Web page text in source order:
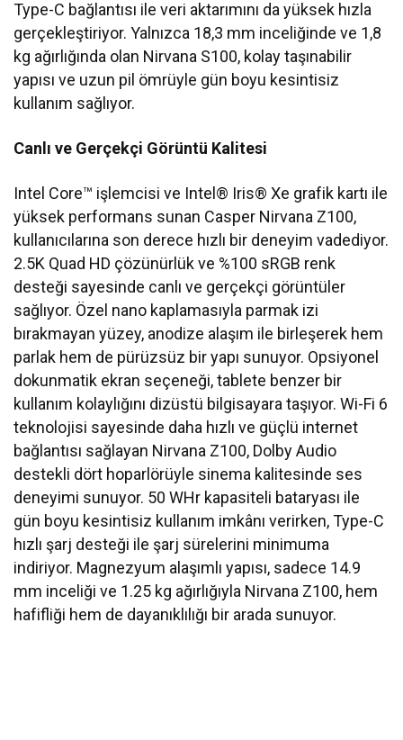
Type-C bağlantısı ile veri aktarımını da yüksek hızla
gerçekleştiriyor. Yalnızca 18,3 mm inceliğinde ve 1,8
kg ağırlığında olan Nirvana S100, kolay taşınabilir
yapısı ve uzun pil ömrüyle gün boyu kesintisiz
kullanım sağlıyor.
Canlı ve Gerçekçi Görüntü Kalitesi
Intel Core™ işlemcisi ve Intel® Iris® Xe grafik kartı ile
yüksek performans sunan Casper Nirvana Z100,
kullanıcılarına son derece hızlı bir deneyim vadediyor.
2.5K Quad HD çözünürlük ve %100 sRGB renk
desteği sayesinde canlı ve gerçekçi görüntüler
sağlıyor. Özel nano kaplamasıyla parmak izi
bırakmayan yüzey, anodize alaşım ile birleşerek hem
parlak hem de pürüzsüz bir yapı sunuyor. Opsiyonel
dokunmatik ekran seçeneği, tablete benzer bir
kullanım kolaylığını dizüstü bilgisayara taşıyor. Wi-Fi 6
teknolojisi sayesinde daha hızlı ve güçlü internet
bağlantısı sağlayan Nirvana Z100, Dolby Audio
destekli dört hoparlörüyle sinema kalitesinde ses
deneyimi sunuyor. 50 WHr kapasiteli bataryası ile
gün boyu kesintisiz kullanım imkânı verirken, Type-C
hızlı şarj desteği ile şarj sürelerini minimuma
indiriyor. Magnezyum alaşımlı yapısı, sadece 14.9
mm inceliği ve 1.25 kg ağırlığıyla Nirvana Z100, hem
hafifliği hem de dayanıklılığı bir arada sunuyor.